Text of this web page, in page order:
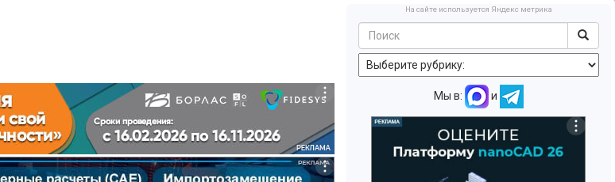
На сайте используется Яндекс метрика
Мы в: и